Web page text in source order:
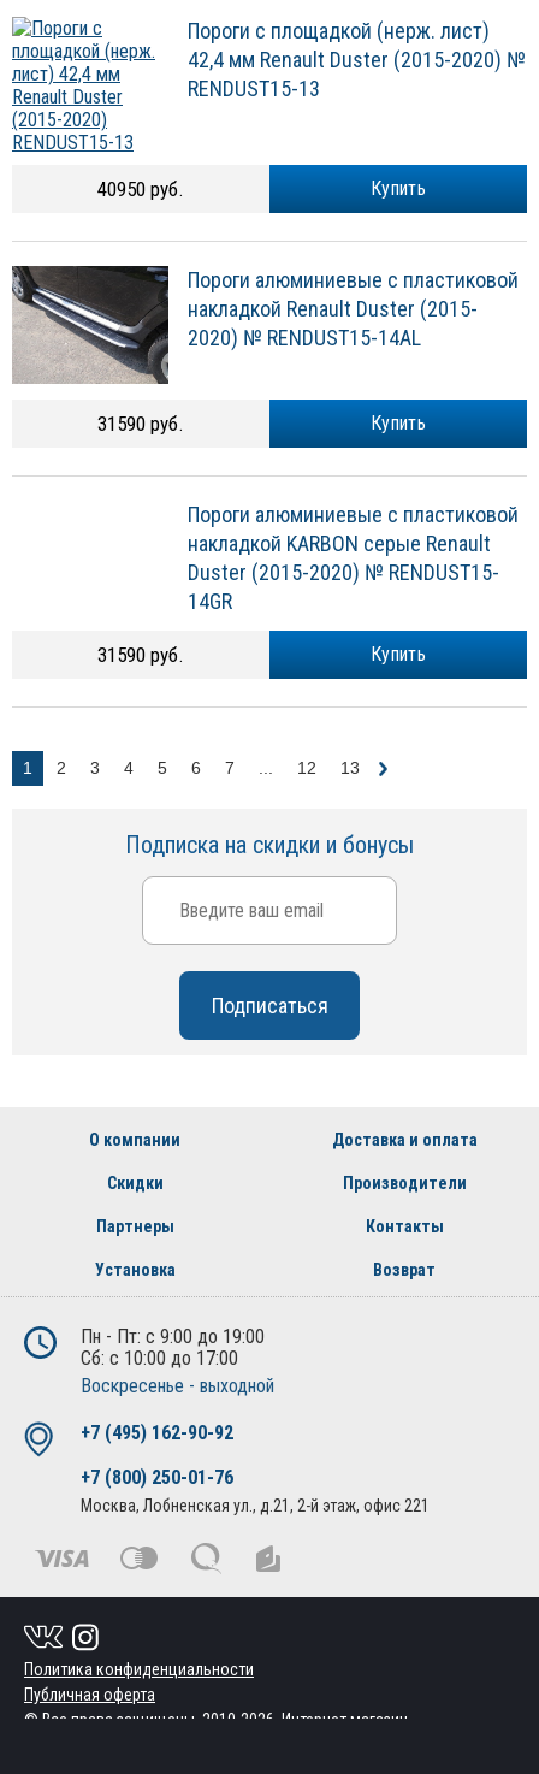
Пороги с площадкой (нерж. лист)
42,4 мм Renault Duster (2015-2020) №
RENDUST15-13
Купить
40950 руб.
Пороги алюминиевые с пластиковой
накладкой Renault Duster (2015-
2020) № RENDUST15-14AL
Купить
31590 руб.
Пороги алюминиевые с пластиковой
накладкой KARBON серые Renault
Duster (2015-2020) № RENDUST15-
14GR
Купить
31590 руб.
1 2 3 4 5 6 7 ... 12 13
Подписка на скидки и бонусы
О компании Доставка и оплата
Скидки Производители
Партнеры Контакты
Установка Возврат
Пн - Пт: с 9:00 до 19:00
Сб: с 10:00 до 17:00
Воскресенье - выходной
+7 (495) 162-90-92
+7 (800) 250-01-76
Москва, Лобненская ул., д.21, 2-й этаж, офис 221
Политика конфиденциальности
Публичная оферта
© Все права защищены. 2010-2026. Интернет магазин